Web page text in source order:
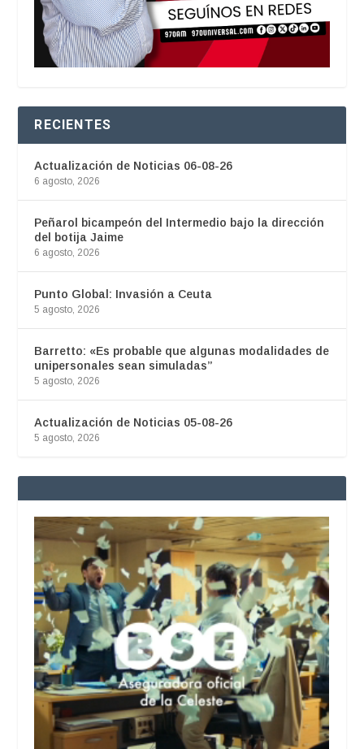
RECIENTES
Actualización de Noticias 06-08-26
6 agosto, 2026
Peñarol bicampeón del Intermedio bajo la dirección
del botija Jaime
6 agosto, 2026
Punto Global: Invasión a Ceuta
5 agosto, 2026
Barretto: «Es probable que algunas modalidades de
unipersonales sean simuladas”
5 agosto, 2026
Actualización de Noticias 05-08-26
5 agosto, 2026